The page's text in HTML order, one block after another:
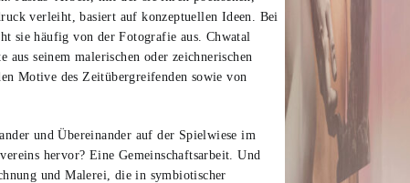
verleiht, basiert auf konzeptuellen Ideen. Bei
sie häufig von der Fotografie aus. Chwatal
aus seinem malerischen oder zeichnerischen
Motive des Zeitübergreifenden sowie von
und Übereinander auf der Spielwiese im
hervor? Eine Gemeinschaftsarbeit. Und
und Malerei, die in symbiotischer